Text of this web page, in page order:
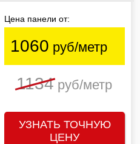
Цена панели от:
1060 руб/метр
1134руб/метр
УЗНАТЬ ТОЧНУЮ
ЦЕНУ